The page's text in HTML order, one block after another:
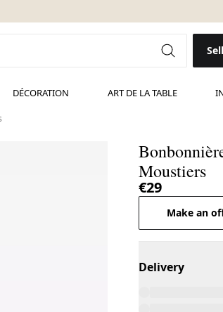
Sell
DÉCORATION ART DE LA TABLE
Moustiers
€29
Make an
Delivery